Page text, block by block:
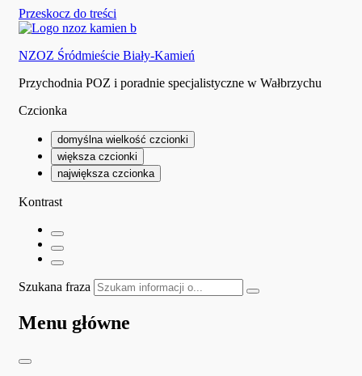
Przeskocz do treści
NZOZ Śródmieście Biały-Kamień
Przychodnia POZ i poradnie specjalistyczne w Wałbrzychu
Czcionka
domyślna wielkość czcionki
większa czcionki
największa czcionka
Kontrast
Szukana fraza
Menu główne